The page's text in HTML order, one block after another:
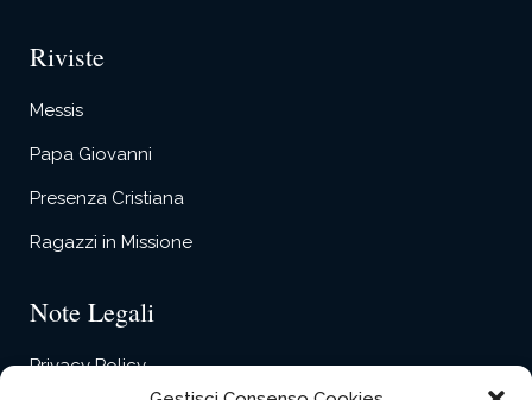
Riviste
Messis
Papa Giovanni
Presenza Cristiana
Ragazzi in Missione
Note Legali
Privacy Policy